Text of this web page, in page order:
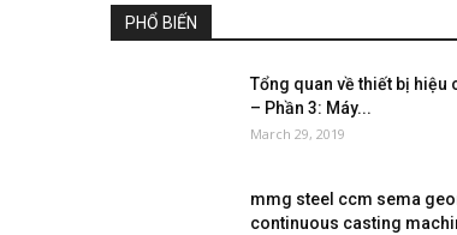
PHỔ BIẾN
Tổng quan về thiết bị hiệu
– Phần 3: Máy...
March 29, 2019
mmg steel ccm sema
continuous casting